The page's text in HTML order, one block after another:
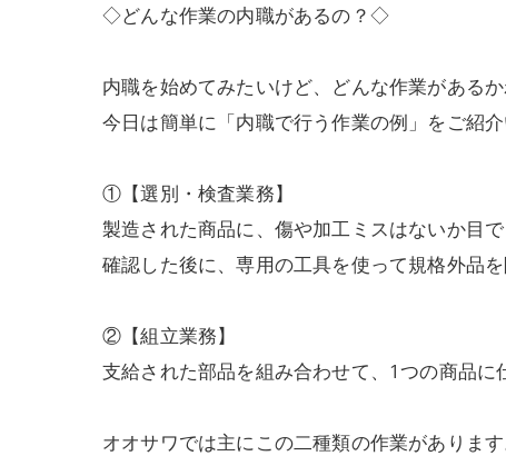
◇どんな作業の内職があるの？◇
内職を始めてみたいけど、どんな作業がある
今日は簡単に「内職で行う作業の例」をご紹介
①【選別・検査業務】
製造された商品に、傷や加工ミスはないか目で
確認した後に、専用の工具を使って規格外品を
②【組立業務】
支給された部品を組み合わせて、1つの商品に
オオサワでは主にこの二種類の作業があります